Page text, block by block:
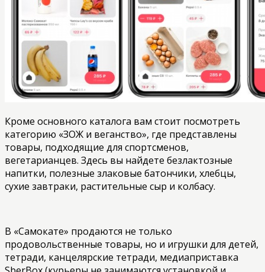
Кроме основного каталога вам стоит посмотреть
категорию «ЗОЖ и веганство», где представлены
товары, подходящие для спортсменов,
вегетарианцев. Здесь вы найдете безлактозные
напитки, полезные злаковые батончики, хлебцы,
сухие завтраки, растительные сыр и колбасу.
В «Самокате» продаются не только
продовольственные товары, но и игрушки для детей,
тетради, канцелярские тетради, медиаприставка